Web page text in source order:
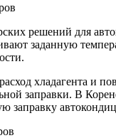
решений для
заданную
хладагента и
заправки. В
заправку